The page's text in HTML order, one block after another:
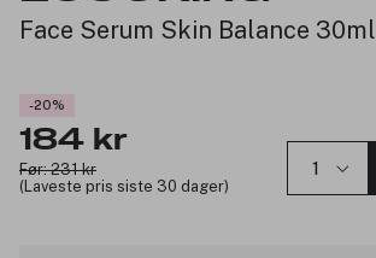
Face Serum Skin Balance 30ml
-20%
184 kr
Før: 231 kr
(Laveste pris siste 30 dager)